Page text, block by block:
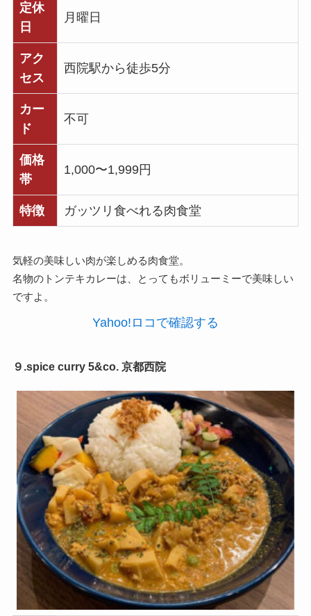
定休
日
月曜日
アク
セス
西院駅から徒歩5分
カー
ド
不可
価格
帯
1,000〜1,999円
特徴 ガッツリ食べれる肉食堂
気軽の美味しい肉が楽しめる肉食堂。
名物のトンテキカレーは、とってもボリューミーで美味しい
ですよ。
Yahoo!ロコで確認する
９.spice curry 5&co. 京都西院